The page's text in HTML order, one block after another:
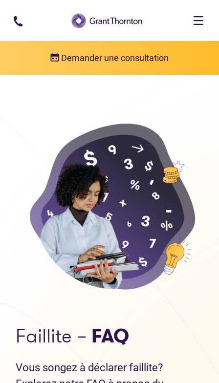
Passer au contenu principal
Demander une consultation
Faillite – FAQ
Vous songez à déclarer faillite?